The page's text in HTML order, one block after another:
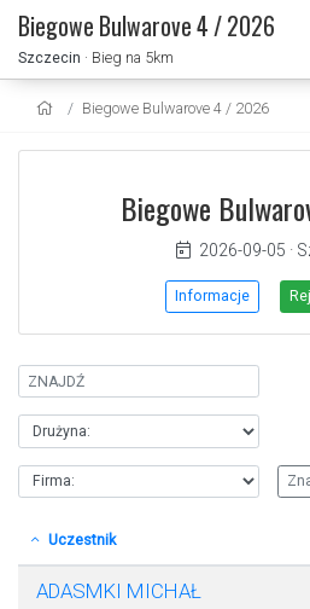
Biegowe Bulwarove 4 / 2026
Szczecin · Bieg na 5km
Biegowe Bulwarove 4 / 2026
Biegowe
2026-09-05 ·
Informacje
Uczestnik
ADASMKI MICHAŁ